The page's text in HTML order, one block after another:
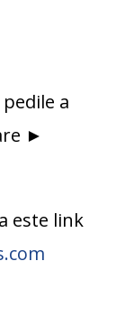
pedile a
►
este link